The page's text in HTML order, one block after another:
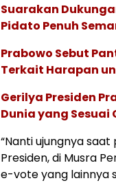
Suarakan
Pidato Penuh
Prabowo Sebut
Terkait Harapan
Gerilya Presiden
Dunia yang Sesuai
“Nanti ujungnya
Presiden, di Musra
e-vote yang lainnya